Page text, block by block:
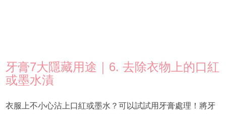
牙膏7大隱藏用途｜6. 去除衣物上的口紅
或墨水漬
衣服上不小心沾上口紅或墨水？可以試試用牙膏處理！將牙